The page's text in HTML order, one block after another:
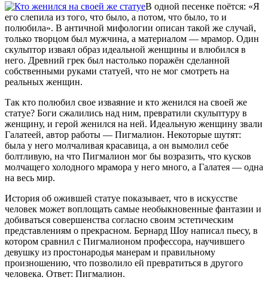
В одной песенке поётся: «Я
его слепила из того, что было, а потом, что было, то и
полюбила». В античной мифологии описан такой же случай,
только творцом был мужчина, а материалом — мрамор. Один
скульптор изваял образ идеальной женщины и влюбился в
него. Древний грек был настолько поражён сделанной
собственными руками статуей, что не мог смотреть на
реальных женщин.
Так кто полюбил свое изваяние и кто женился на своей же
статуе? Боги сжалились над ним, превратили скульптуру в
женщину, и герой женился на ней. Идеальную женщину звали
Галатеей, автор работы — Пигмалион. Некоторые шутят:
была у него молчаливая красавица, а он вымолил себе
болтливую, на что Пигмалион мог бы возразить, что кусков
молчащего холодного мрамора у него много, а Галатея — одна
на весь мир.
История об ожившей статуе показывает, что в искусстве
человек может воплощать самые необыкновенные фантазии и
добиваться совершенства согласно своим эстетическим
представлениям о прекрасном. Бернард Шоу написал пьесу, в
котором сравнил с Пигмалионом профессора, научившего
девушку из простонародья манерам и правильному
произношению, что позволило ей превратиться в другого
человека. Ответ: Пигмалион.